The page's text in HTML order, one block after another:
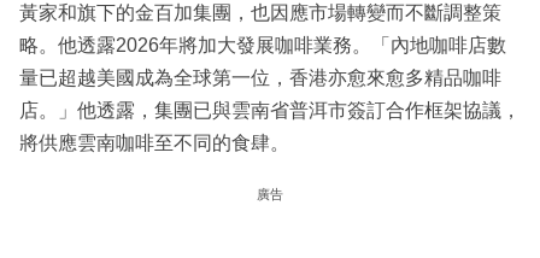
黃家和旗下的金百加集團，也因應市場轉變而不斷調整策
略。他透露2026年將加大發展咖啡業務。「內地咖啡店數
量已超越美國成為全球第一位，香港亦愈來愈多精品咖啡
店。」他透露，集團已與雲南省普洱市簽訂合作框架協議，
將供應雲南咖啡至不同的食肆。
廣告